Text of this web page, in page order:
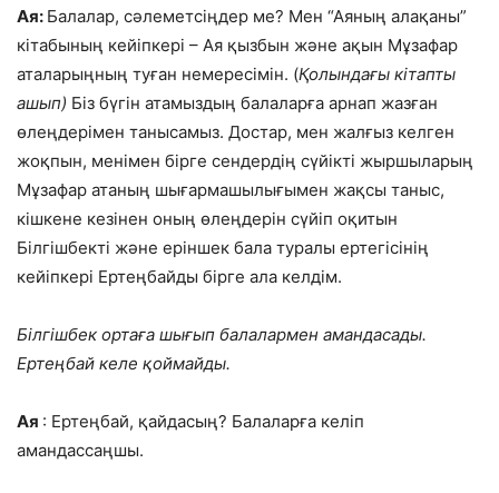
Ая: Балалар, сәлеметсіңдер ме? Мен “Аяның алақаны”
кітабының кейіпкері – Ая қызбын және ақын Мұзафар
аталарыңның туған немересімін. (Қолындағы кітапты
ашып) Біз бүгін атамыздың балаларға арнап жазған
өлеңдерімен танысамыз. Достар, мен жалғыз келген
жоқпын, менімен бірге сендердің сүйікті жыршыларың
Мұзафар атаның шығармашылығымен жақсы таныс,
кішкене кезінен оның өлеңдерін сүйіп оқитын
Білгішбекті және еріншек бала туралы ертегісінің
кейіпкері Ертеңбайды бірге ала келдім.
Білгішбек ортаға шығып балалармен амандасады.
Ертеңбай келе қоймайды.
Ая : Ертеңбай, қайдасың? Балаларға келіп
амандассаңшы.